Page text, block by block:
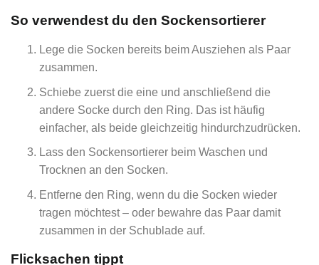
So verwendest du den Sockensortierer
Lege die Socken bereits beim Ausziehen als Paar
zusammen.
Schiebe zuerst die eine und anschließend die
andere Socke durch den Ring. Das ist häufig
einfacher, als beide gleichzeitig hindurchzudrücken.
Lass den Sockensortierer beim Waschen und
Trocknen an den Socken.
Entferne den Ring, wenn du die Socken wieder
tragen möchtest – oder bewahre das Paar damit
zusammen in der Schublade auf.
Flicksachen tippt